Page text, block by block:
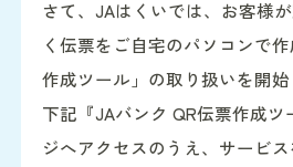
さて、JAはくいでは、お客様
く伝票をご自宅のパソコンで
作成ツール」の取り扱いを開始
下記『JAバンク QR伝票作成
ジへアクセスのうえ、サービス